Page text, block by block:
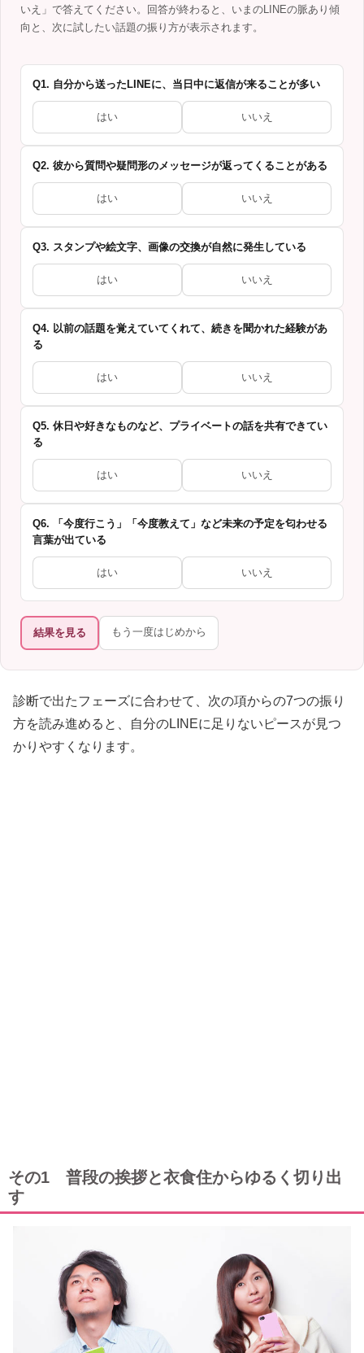
いえ」で答えてください。回答が終わると、いまのLINEの脈あり傾
向と、次に試したい話題の振り方が表示されます。
Q1. 自分から送ったLINEに、当日中に返信が来ることが多い
はい いいえ
Q2. 彼から質問や疑問形のメッセージが返ってくることがある
はい いいえ
Q3. スタンプや絵文字、画像の交換が自然に発生している
はい いいえ
Q4. 以前の話題を覚えていてくれて、続きを聞かれた経験があ
る
はい いいえ
Q5. 休日や好きなものなど、プライベートの話を共有できてい
る
はい いいえ
Q6. 「今度行こう」「今度教えて」など未来の予定を匂わせる
言葉が出ている
はい いいえ
結果を見る もう一度はじめから
診断で出たフェーズに合わせて、次の項からの7つの振り
方を読み進めると、自分のLINEに足りないピースが見つ
かりやすくなります。
その1 普段の挨拶と衣食住からゆるく切り出
す